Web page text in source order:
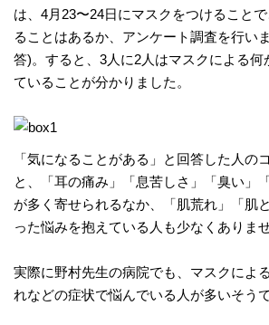
は、4月23〜24日にマスクをつけること
ることはあるか、アンケート調査を行い
答)。すると、3人に2人はマスクによる何
ていることが分かりました。
「気になることがある」と回答した人の
と、「耳の痛み」「息苦しさ」「臭い」
が多く寄せられるなか、「肌荒れ」「肌
った悩みを抱えている人も少なくありま
実際に野村先生の病院でも、マスクによ
れなどの症状で悩んでいる人が多いそうで